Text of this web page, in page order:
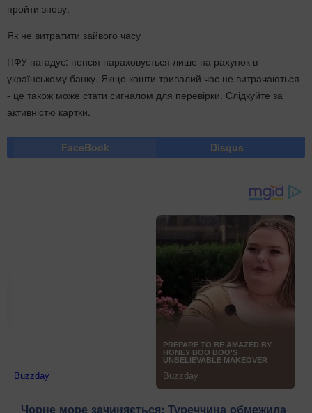
пройти знову.
Як не витратити зайвого часу
ПФУ нагадує: пенсія нараховується лише на рахунок в
українському банку. Якщо кошти тривалий час не витрачаються
- це також може стати сигналом для перевірки. Слідкуйте за
активністю картки.
FaceBook Disqus
Чорне море зачиняється: Туреччина обмежила